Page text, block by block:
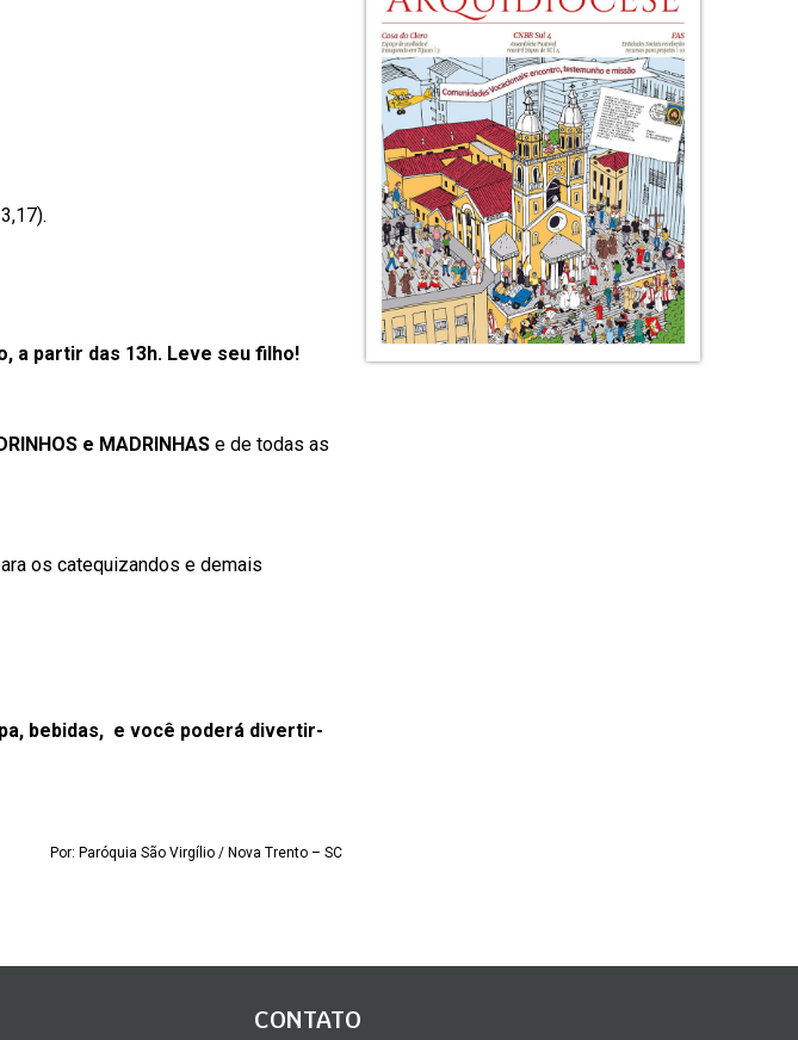
a partir das 13h. Leve seu filho!
e MADRINHAS e de todas as
os catequizandos e demais
bebidas, e você poderá divertir-
Por: Paróquia São Virgílio / Nova Trento – SC
CONTATO